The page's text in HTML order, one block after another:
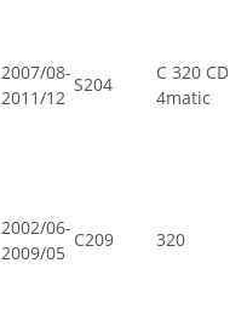
2007/08-
2011/12
S204
C 320 CDI
4matic
2002/06-
2009/05
C209 320